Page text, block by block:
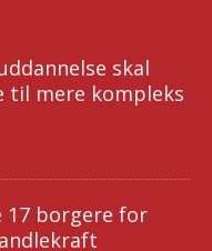
skal
til mere kompleks
borgere for